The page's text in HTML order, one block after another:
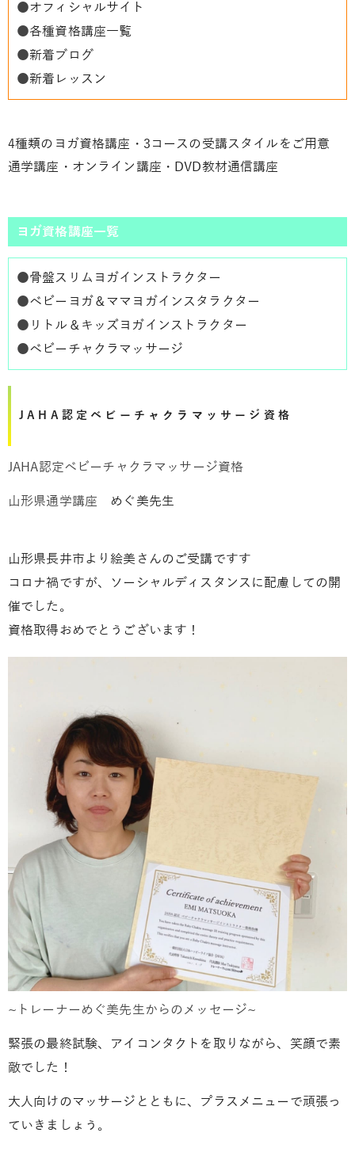
●オフィシャルサイト
●各種資格講座一覧
●新着ブログ
●新着レッスン
4種類のヨガ資格講座・3コースの受講スタイルをご用意
通学講座・オンライン講座・DVD教材通信講座
ヨガ資格講座一覧
●骨盤スリムヨガインストラクター
●ベビーヨガ＆ママヨガインスタラクター
● リトル＆キッズヨガインストラクター
●ベビーチャクラマッサージ
JAHA認定ベビーチャクラマッサージ資格
JAHA認定ベビーチャクラマッサージ資格
山形県通学講座 めぐ美先生
山形県長井市より絵美さんのご受講ですす
コロナ禍ですが、ソーシャルディスタンスに配慮しての開
催でした。
資格取得おめでとうございます！
~トレーナーめぐ美先生からのメッセージ~
緊張の最終試験、アイコンタクトを取りながら、 笑顔で素
敵でした！
大人向けのマッサージとともに、 プラスメニューで頑張っ
ていきましょう。